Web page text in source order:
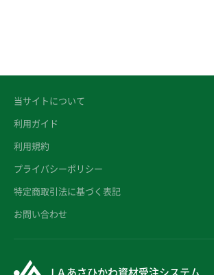
当サイトについて
利用ガイド
利用規約
プライバシーポリシー
特定商取引法に基づく表記
お問い合わせ
ＪＡあさひかわ資材受注システム